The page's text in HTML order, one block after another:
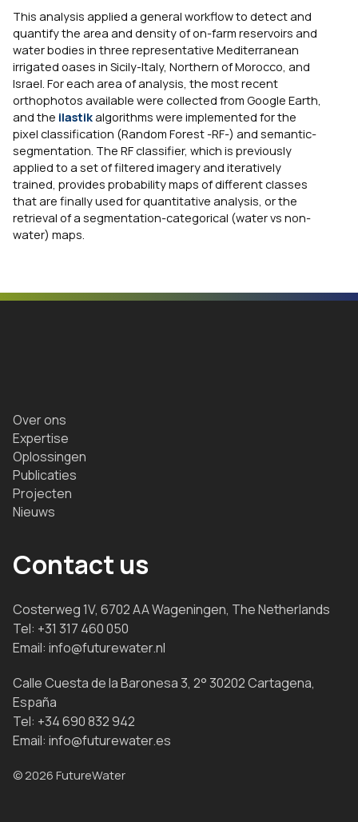
This analysis applied a general workflow to detect and
quantify the area and density of on-farm reservoirs and
water bodies in three representative Mediterranean
irrigated oases in Sicily-Italy, Northern of Morocco, and
Israel. For each area of analysis, the most recent
orthophotos available were collected from Google Earth,
and the ilastikalgorithms were implemented for the
pixel classification (Random Forest -RF-) and semantic-
segmentation. The RF classifier, which is previously
applied to a set of filtered imagery and iteratively
trained, provides probability maps of different classes
that are finally used for quantitative analysis, or the
retrieval of a segmentation-categorical (water vs non-
water) maps.
Over ons
Expertise
Oplossingen
Publicaties
Projecten
Nieuws
Contact us
Costerweg 1V, 6702 AA Wageningen, The Netherlands
Tel: +31 317 460 050
Email: info@futurewater.nl
Calle Cuesta de la Baronesa 3, 2° 30202 Cartagena,
España
Tel: +34 690 832 942
Email: info@futurewater.es
© 2026 FutureWater